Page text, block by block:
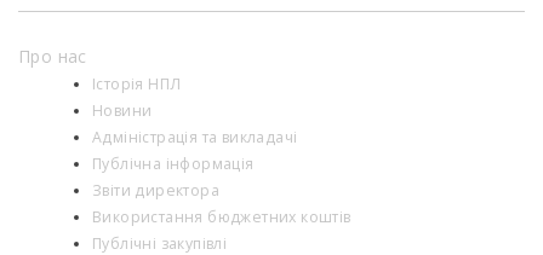
Про нас
Історія НПЛ
Новини
Адміністрація та викладачі
Публічна інформація
Звіти директора
Використання бюджетних коштів
Публічні закупівлі